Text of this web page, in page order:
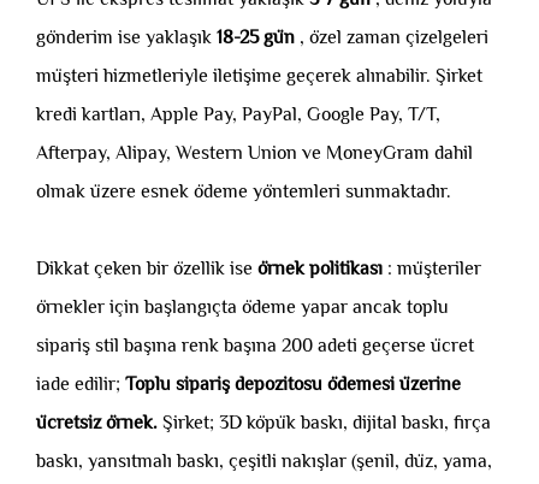
gönderim ise yaklaşık 18-25 gün , özel zaman çizelgeleri
müşteri hizmetleriyle iletişime geçerek alınabilir. Şirket
kredi kartları, Apple Pay, PayPal, Google Pay, T/T,
Afterpay, Alipay, Western Union ve MoneyGram dahil
olmak üzere esnek ödeme yöntemleri sunmaktadır.
Dikkat çeken bir özellik ise örnek politikası : müşteriler
örnekler için başlangıçta ödeme yapar ancak toplu
sipariş stil başına renk başına 200 adeti geçerse ücret
iade edilir; Toplu sipariş depozitosu ödemesi üzerine
ücretsiz örnek. Şirket; 3D köpük baskı, dijital baskı, fırça
baskı, yansıtmalı baskı, çeşitli nakışlar (şenil, düz, yama,